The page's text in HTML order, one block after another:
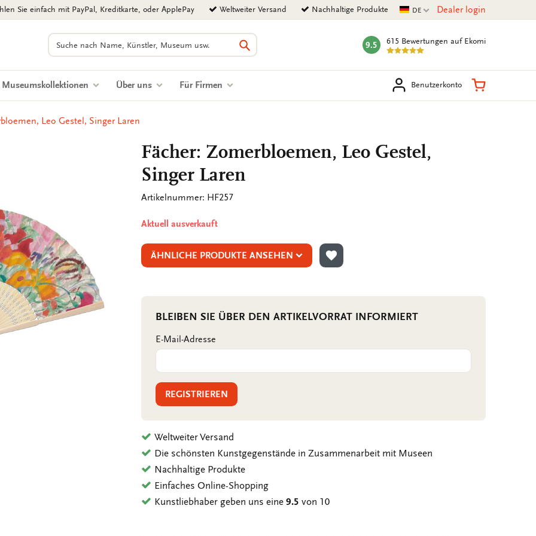
Sie einfach mit PayPal, Kreditkarte, oder ApplePay Weltweiter Versand Nachhaltige Produkte Aktuelle Sprache
DE Dealer login
Suchen
Suchen
mark:
9.5 615 Bewertungen auf Ekomi
Museumskollektionen Über uns Für Firmen Benutzerkonto Warenkorb
Leo Gestel, Singer Laren
Fächer: Zomerbloemen, Leo Gestel,
Singer Laren
Artikelnummer: HF257
Aktuell ausverkauft
ÄHNLICHE PRODUKTE ANSEHEN
ZUR WUNSCHLISTE HINZUFÜGEN
BLEIBEN SIE ÜBER DEN ARTIKELVORRAT INFORMIERT
E-Mail-Adresse
REGISTRIEREN
Weltweiter Versand
Die schönsten Kunstgegenstände in Zusammenarbeit mit Museen
Nachhaltige Produkte
Einfaches Online-Shopping
Kunstliebhaber geben uns eine9.5 von 10